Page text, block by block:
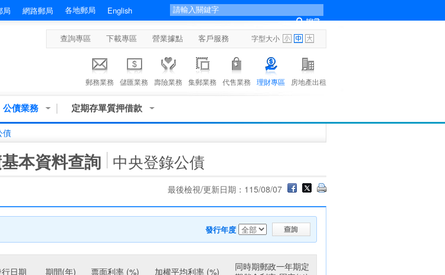
局 網路郵局 各地郵局 English
查詢專區 下載專區 營業據點 客戶服務 字型大小
郵務業務 儲匯業務 壽險業務 集郵業務 代售業務 理財專區 房地產出租
公債業務 定期存單質押借款
債
本資料查詢 中央登錄公債
最後檢視/更新日期：115/08/07
發行年度
日期 期間(年) 票面利率 (%) 加權平均利率 (%)
同時期郵政一年期定